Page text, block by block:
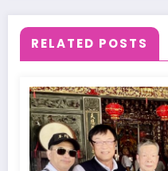
RELATED POSTS